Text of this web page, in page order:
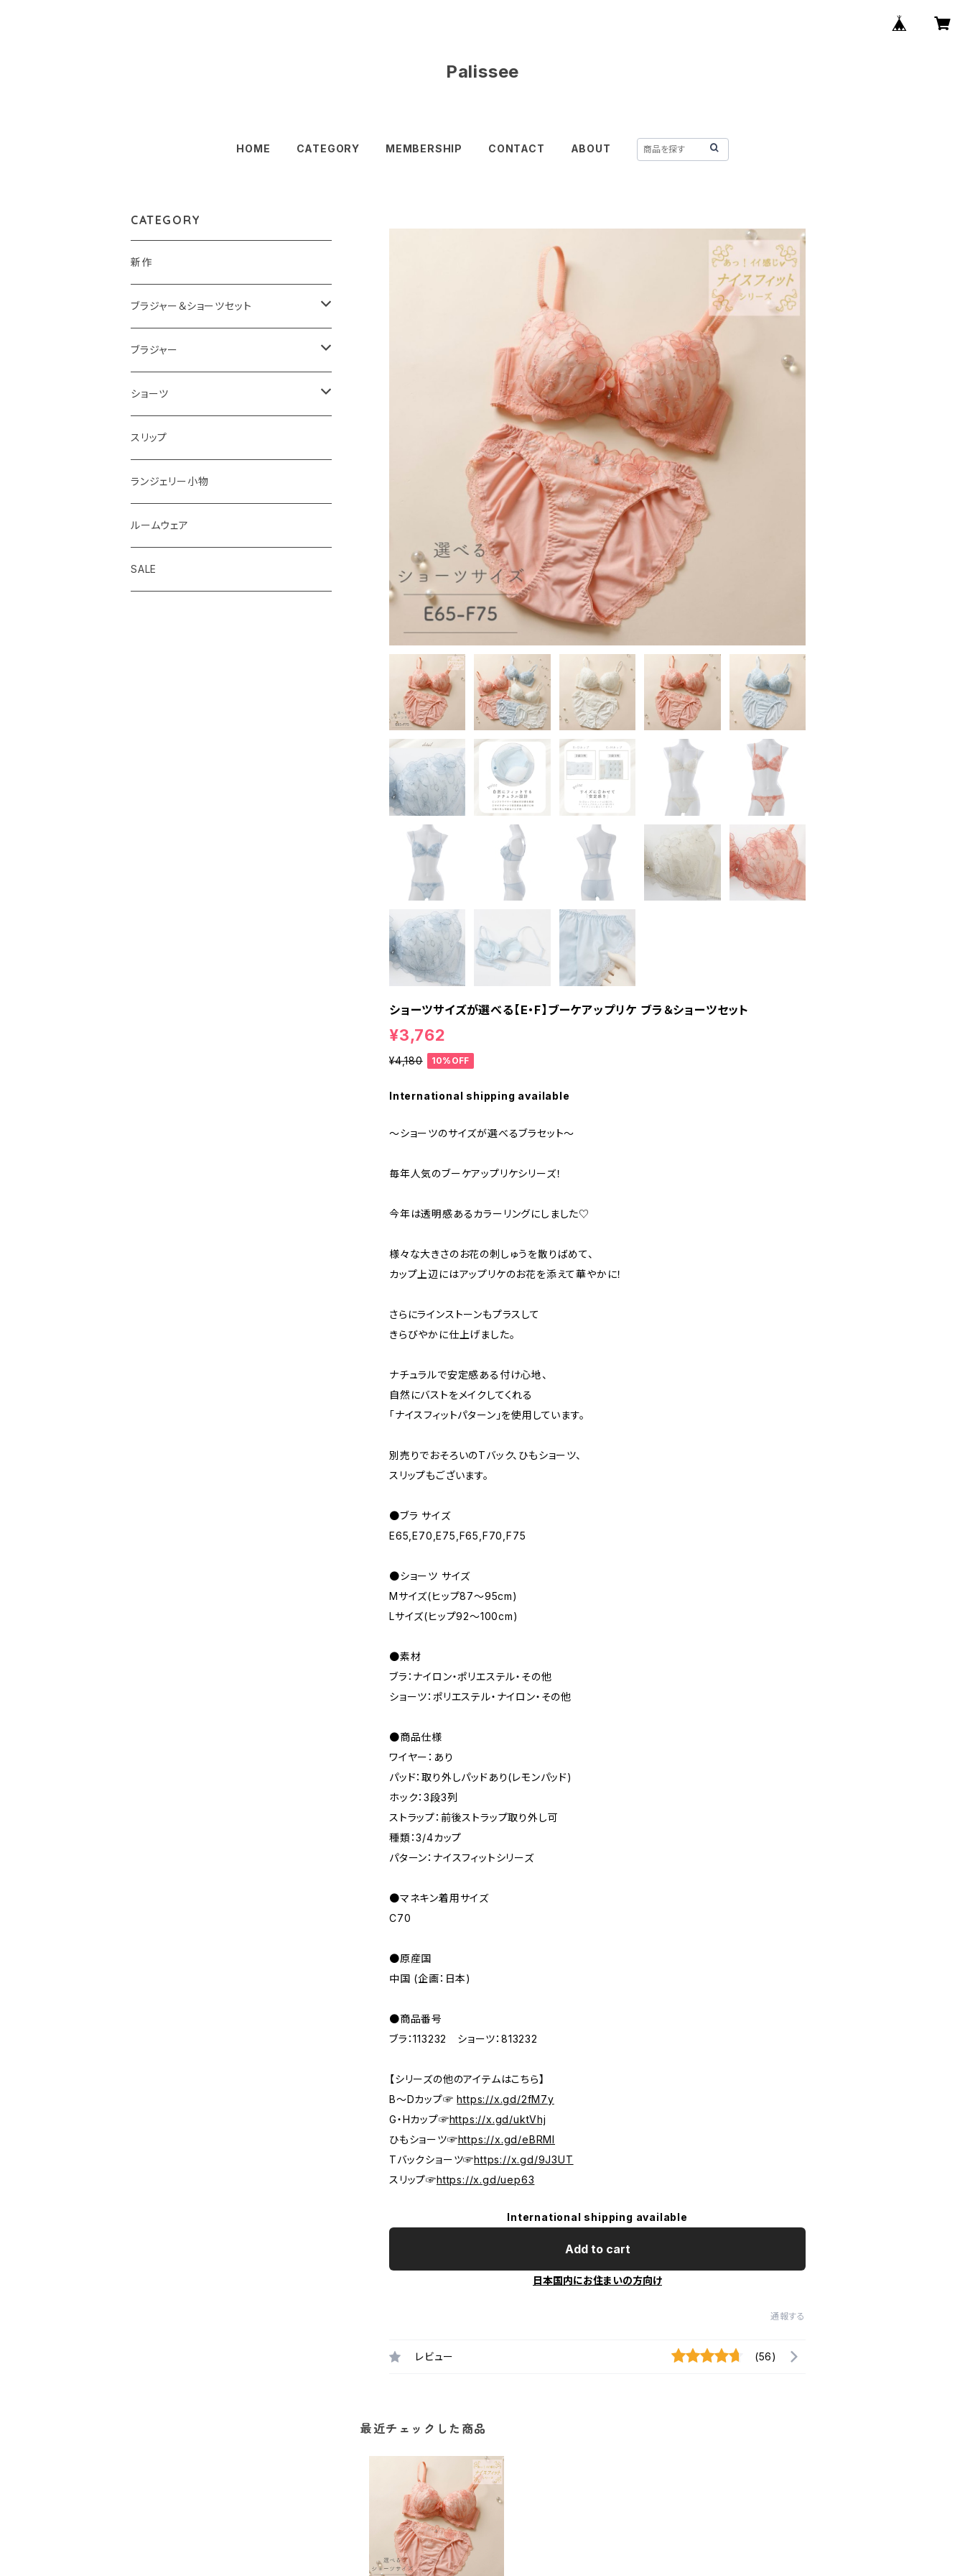
Palissee
HOME CATEGORY MEMBERSHIP CONTACT ABOUT
ショーツサイズが選べる【E・F】ブーケアップリケ ブラ＆ショーツセット
¥3,762
¥4,180 10%OFF
International shipping available
～ショーツのサイズが選べるブラセット～
毎年人気のブーケアップリケシリーズ！
今年は透明感あるカラーリングにしました♡
様々な大きさのお花の刺しゅうを散りばめて、
カップ上辺にはアップリケのお花を添えて華やかに！
さらにラインストーンもプラスして
きらびやかに仕上げました。
ナチュラルで安定感ある付け心地、
自然にバストをメイクしてくれる
「ナイスフィットパターン」を使用しています。
別売りでおそろいのTバック、ひもショーツ、
スリップもございます。
●ブラ サイズ
E65,E70,E75,F65,F70,F75
●ショーツ サイズ
Mサイズ(ヒップ87～95cm)
Lサイズ(ヒップ92～100cm)
●素材
ブラ：ナイロン・ポリエステル・その他
ショーツ：ポリエステル・ナイロン・その他
●商品仕様
ワイヤー：あり
パッド：取り外しパッドあり(レモンパッド)
ホック：3段3列
ストラップ：前後ストラップ取り外し可
種類：3/4カップ
パターン：ナイスフィットシリーズ
●マネキン着用サイズ
C70
●原産国
中国 (企画：日本)
●商品番号
ブラ：113232 ショーツ：813232
【シリーズの他のアイテムはこちら】
B～Dカップ☞https://x.gd/2fM7y
G・Hカップ☞https://x.gd/uktVhj
ひもショーツ☞https://x.gd/eBRMI
Tバックショーツ☞https://x.gd/9J3UT
スリップ☞https://x.gd/uep63
International shipping available
Add to cart
日本国内にお住まいの方向け
通報する
レビュー (56)
最近チェックした商品
CATEGORY
新作
ブラジャー＆ショーツセット
ブラジャー＆ショーツセットすべて
ナイスフィットシリーズ ブラジャー＆ショー
ツセット
ショーツサイズが選べる ブラジャー＆シ
ョーツセット
2,000円以下ブラジャー＆ショーツセット
華奢Tブラジャー＆ショーツセット
ブラジャー
ブラジャーすべて
ストラップレスブラ
着瘦せブラ
ショーツ
ショーツすべて
ノーマル
ひもショーツ
Tショーツ
スリップ
ランジェリー小物
ルームウェア
SALE